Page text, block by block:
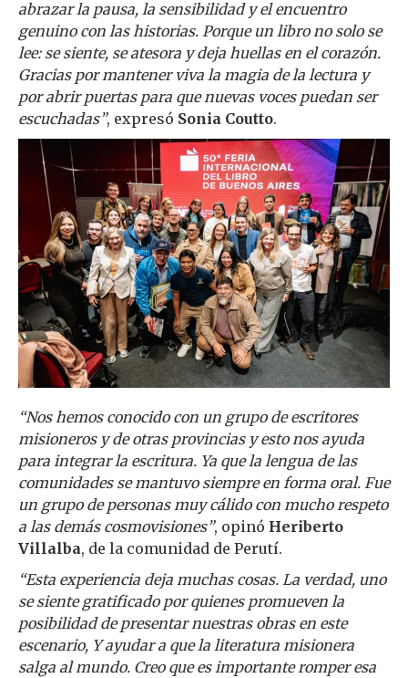
abrazar la pausa, la sensibilidad y el encuentro
genuino con las historias. Porque un libro no solo se
lee: se siente, se atesora y deja huellas en el corazón.
Gracias por mantener viva la magia de la lectura y
por abrir puertas para que nuevas voces puedan ser
escuchadas”, expresó Sonia Coutto.
“Nos hemos conocido con un grupo de escritores
misioneros y de otras provincias y esto nos ayuda
para integrar la escritura. Ya que la lengua de las
comunidades se mantuvo siempre en forma oral. Fue
un grupo de personas muy cálido con mucho respeto
a las demás cosmovisiones”, opinó Heriberto
Villalba, de la comunidad de Perutí.
“Esta experiencia deja muchas cosas. La verdad, uno
se siente gratificado por quienes promueven la
posibilidad de presentar nuestras obras en este
escenario, Y ayudar a que la literatura misionera
salga al mundo. Creo que es importante romper esa